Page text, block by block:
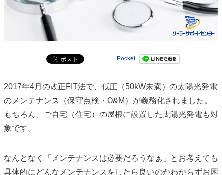
Pocket
2017年4月の改正FIT法で、低圧（50kW未満）の太陽光発電
のメンテナンス（保守点検・O&M）が義務化されました。
もちろん、ご自宅（住宅）の屋根に設置した太陽光発電も対
象です。
なんとなく「メンテナンスは必要だろうなぁ」とお考えでも
具体的にどんなメンテナンスをしたら良いのかわからずお困